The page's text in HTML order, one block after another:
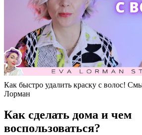
Как быстро удалить краску с волос!
Лорман
Как сделать дома и чем
воспользоваться?